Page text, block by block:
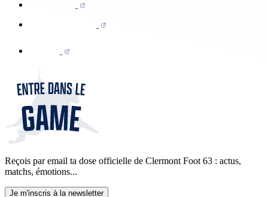
Reçois par email ta dose officielle de Clermont Foot 63 : actus,
matchs, émotions...
Je m'inscris à la newsletter